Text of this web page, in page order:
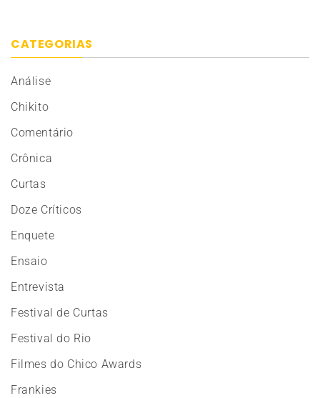
CATEGORIAS
Análise
Chikito
Comentário
Crônica
Curtas
Doze Críticos
Enquete
Ensaio
Entrevista
Festival de Curtas
Festival do Rio
Filmes do Chico Awards
Frankies